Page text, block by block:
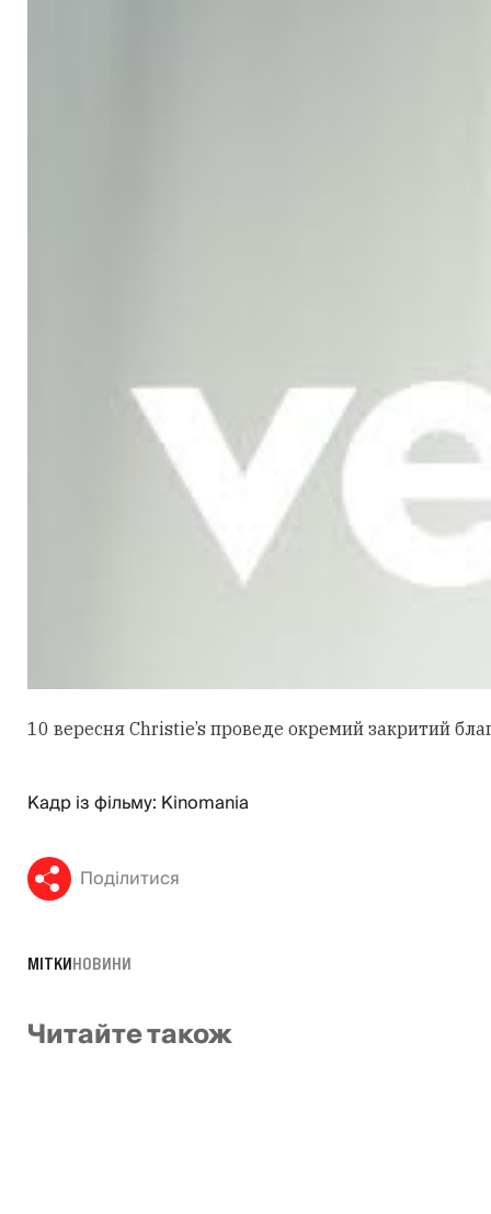
10 вересня Christie’s проведе окремий закритий
Кадр із фільму: Kinomania
Поділитися
МІТКИНОВИНИ
Читайте також